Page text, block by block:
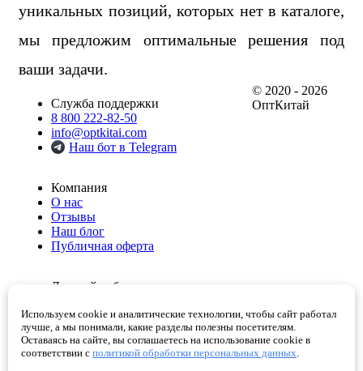
уникальных позиций, которых нет в каталоге,
мы предложим оптимальные решения под
ваши задачи.
Служба поддержки
8 800 222-82-50
info@optkitai.com
Наш бот в Telegram
Компания
О нас
Отзывы
Наш блог
Публичная оферта
Личный кабинет
Избранное
Корзина
Проверенные поставщики
© 2020 - 2026
ОптКитай
Используем cookie и аналитические технологии, чтобы сайт работал
лучше, а мы понимали, какие разделы полезны посетителям.
Оставаясь на сайте, вы соглашаетесь на использование cookie в
соответствии с политикой обработки персональных данных.